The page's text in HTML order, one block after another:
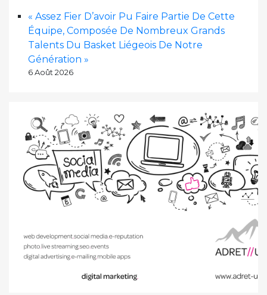
« Assez Fier D’avoir Pu Faire Partie De Cette
Équipe, Composée De Nombreux Grands
Talents Du Basket Liégeois De Notre
Génération »
6 Août 2026